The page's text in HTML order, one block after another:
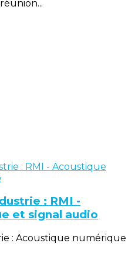
: RMI -
et signal audio
: Acoustique numérique